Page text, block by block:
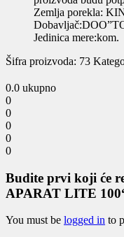
Zemlja porekla:
Jedinica mere:kom.
Šifra proizvoda: 73
0.0 ukupno
0
0
0
0
0
Budite prvi koji će
APARAT LITE
You must be logged in to